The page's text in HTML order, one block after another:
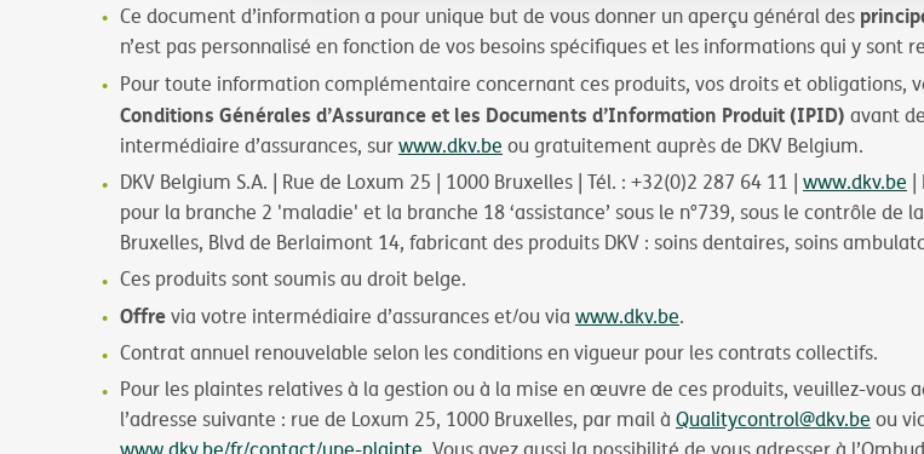
Ce document d’information a pour unique but de vous donner un aperçu général des
n’est pas personnalisé en fonction de vos besoins spécifiques et les informations qui y sont
Pour toute information complémentaire concernant ces produits, vos droits et obligations,
Conditions Générales d’Assurance et les Documents d’Information Produit (IPID) avant
intermédiaire d’assurances, surwww.dkv.be ou gratuitement auprès de DKV Belgium.
DKV Belgium S.A. | Rue de Loxum 25 | 1000 Bruxelles | Tél. : +32(0)2 287 64 11 | www.dkv.be
pour la branche 2 'maladie' et la branche 18 ‘assistance’ sous le n°739, sous le contrôle
Bruxelles, Blvd de Berlaimont 14, fabricant des produits DKV : soins dentaires, soins
Ces produits sont soumis au droit belge.
Offrevia votre intermédiaire d’assurances et/ou via www.dkv.be.
Contrat annuel renouvelable selon les conditions en vigueur pour les contrats collectifs.
Pour les plaintes relatives à la gestion ou à la mise en œuvre de ces produits, veuillez-vous
l’adresse suivante : rue de Loxum 25, 1000 Bruxelles, par mail à Qualitycontrol@dkv.be ou